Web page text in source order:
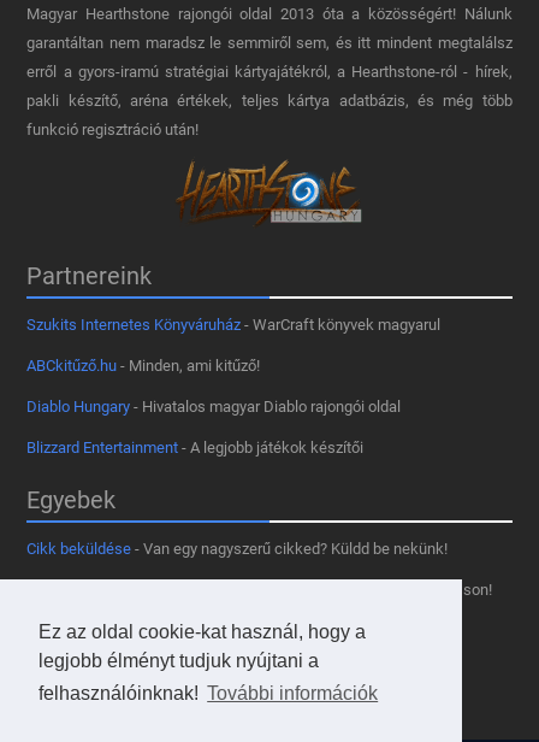
Ez az oldal cookie-kat használ, hogy a
legjobb élményt tudjuk nyújtani a
felhasználóinknak! További információk
Magyar Hearthstone​ rajongói oldal 2013 óta a közösségért! Nálunk
garantáltan nem maradsz le semmiről sem, és itt mindent megtalálsz
erről a gyors-iramú stratégiai kártyajátékról, a Hearthstone-ról - hírek,
pakli készítő, aréna értékek, teljes kártya adatbázis, és még több
funkció regisztráció után!
Partnereink
Szukits Internetes Könyváruház - WarCraft könyvek magyarul
ABCkitűző.hu - Minden, ami kitűző!
Diablo Hungary - Hivatalos magyar Diablo rajongói oldal
Blizzard Entertainment - A legjobb játékok készítői
Egyebek
Cikk beküldése - Van egy nagyszerű cikked? Küldd be nekünk!
- Tetszik az oldal? Segíts, hogy fennmaradhasson!
Kapcsolat, médiaajánlat- Lépj velünk kapcsolatba!
Használd a tooltipünket- A saját oldaladon is!